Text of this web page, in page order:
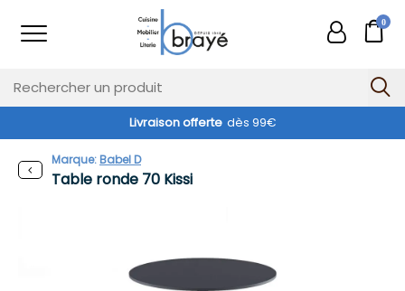
0
Livraison offerte dès 99€
Table ronde 70 Kissi
Marque:Babel D